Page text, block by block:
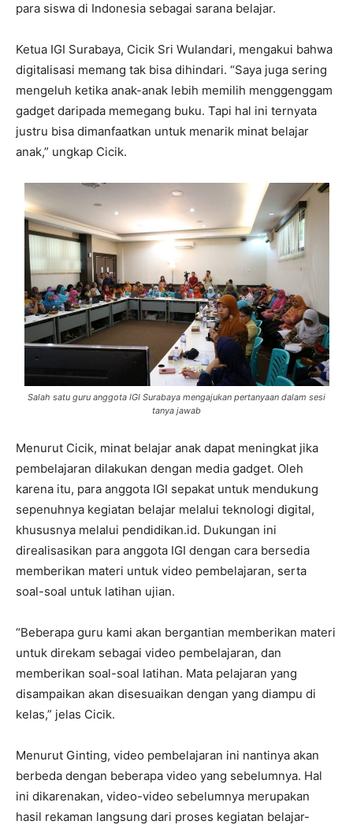
para siswa di Indonesia sebagai sarana belajar.
Ketua IGI Surabaya, Cicik Sri Wulandari, mengakui bahwa
digitalisasi memang tak bisa dihindari. “Saya juga sering
mengeluh ketika anak-anak lebih memilih menggenggam
gadget daripada memegang buku. Tapi hal ini ternyata
justru bisa dimanfaatkan untuk menarik minat belajar
anak,” ungkap Cicik.
Salah satu guru anggota IGI Surabaya mengajukan pertanyaan dalam sesi
tanya jawab
Menurut Cicik, minat belajar anak dapat meningkat jika
pembelajaran dilakukan dengan media gadget. Oleh
karena itu, para anggota IGI sepakat untuk mendukung
sepenuhnya kegiatan belajar melalui teknologi digital,
khususnya melalui pendidikan.id. Dukungan ini
direalisasikan para anggota IGI dengan cara bersedia
memberikan materi untuk video pembelajaran, serta
soal-soal untuk latihan ujian.
“Beberapa guru kami akan bergantian memberikan materi
untuk direkam sebagai video pembelajaran, dan
memberikan soal-soal latihan. Mata pelajaran yang
disampaikan akan disesuaikan dengan yang diampu di
kelas,” jelas Cicik.
Menurut Ginting, video pembelajaran ini nantinya akan
berbeda dengan beberapa video yang sebelumnya. Hal
ini dikarenakan, video-video sebelumnya merupakan
hasil rekaman langsung dari proses kegiatan belajar-